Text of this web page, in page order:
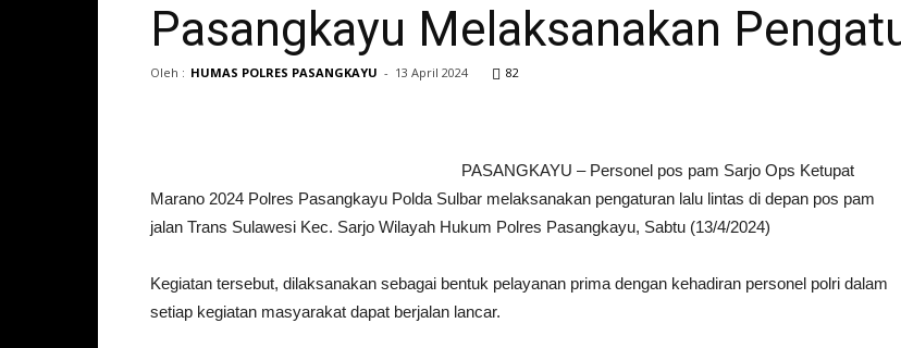
Pasangkayu Melaksanakan
Oleh : HUMAS POLRES PASANGKAYU - 13 April 2024 82
PASANGKAYU – Personel pos pam Sarjo Ops Ketupat
Marano 2024 Polres Pasangkayu Polda Sulbar melaksanakan pengaturan lalu lintas di depan pos pam
jalan Trans Sulawesi Kec. Sarjo Wilayah Hukum Polres Pasangkayu, Sabtu (13/4/2024)
Kegiatan tersebut, dilaksanakan sebagai bentuk pelayanan prima dengan kehadiran personel polri dalam
setiap kegiatan masyarakat dapat berjalan lancar.